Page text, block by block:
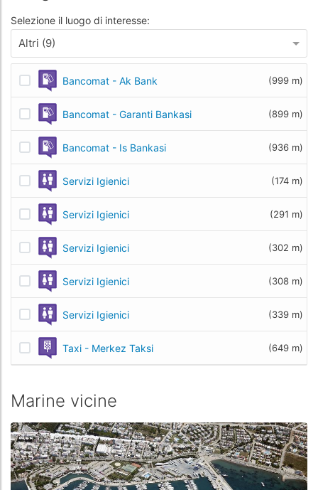
Selezione il luogo di interesse:
Altri (9)
Bancomat - Ak Bank (999 m)
Bancomat - Garanti Bankasi (899 m)
Bancomat - Is Bankasi (936 m)
Servizi Igienici (174 m)
Servizi Igienici (291 m)
Servizi Igienici (302 m)
Servizi Igienici (308 m)
Servizi Igienici (339 m)
Taxi - Merkez Taksi (649 m)
Marine vicine